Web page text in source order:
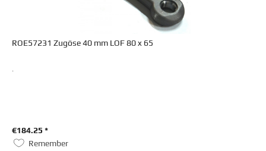
ROE57231 Zugöse 40 mm LOF 80 x 65
.
€184.25 *
Remember